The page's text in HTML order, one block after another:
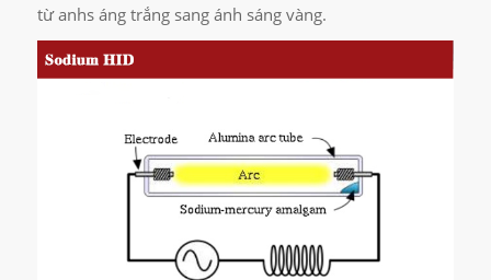
từ anhs áng trắng sang ánh sáng vàng.